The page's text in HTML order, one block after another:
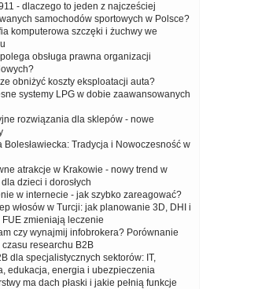
- dlaczego to jeden z najcześciej
samochodów sportowych w Polsce?
komputerowa szczęki i żuchwy we
obsługa prawna organizacji
obniżyć koszty eksploatacji auta?
systemy LPG w dobie zaawansowanych
rozwiązania dla sklepów - nowe
Bolesławiecka: Tradycja i Nowoczesność w
atrakcje w Krakowie - nowy trend w
dzieci i dorosłych
w internecie - jak szybko zareagować?
włosów w Turcji: jak planowanie 3D, DHI i
zmieniają leczenie
czy wynajmij infobrokera? Porównanie
czasu researchu B2B
dla specjalistycznych sektorów: IT,
edukacja, energia i ubezpieczenia
ma dach płaski i jakie pełnią funkcje